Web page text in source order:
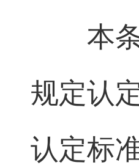
本
规定认
认定标